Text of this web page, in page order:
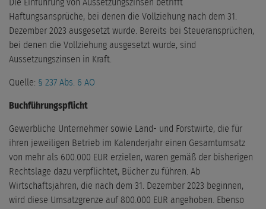
Die Einführung von Aussetzungszinsen betrifft
Haftungsansprüche, bei denen die Vollziehung nach dem 31.
Dezember 2023 ausgesetzt wurde. Bereits bei Steueransprüchen,
bei denen die Vollziehung ausgesetzt wurde, sind
Aussetzungszinsen in Kraft.
Quelle: § 237 Abs. 6 AO
Buchführungspflicht
Gewerbliche Unternehmer sowie Land- und Forstwirte, die für
ihren jeweiligen Betrieb im Kalenderjahr einen Gesamtumsatz
von mehr als 600.000 EUR erzielen, waren gemäß der bisherigen
Rechtslage dazu verpflichtet, Bücher zu führen. Ab
Wirtschaftsjahren, die nach dem 31. Dezember 2023 beginnen,
wird diese Umsatzgrenze auf 800.000 EUR angehoben. Ebenso